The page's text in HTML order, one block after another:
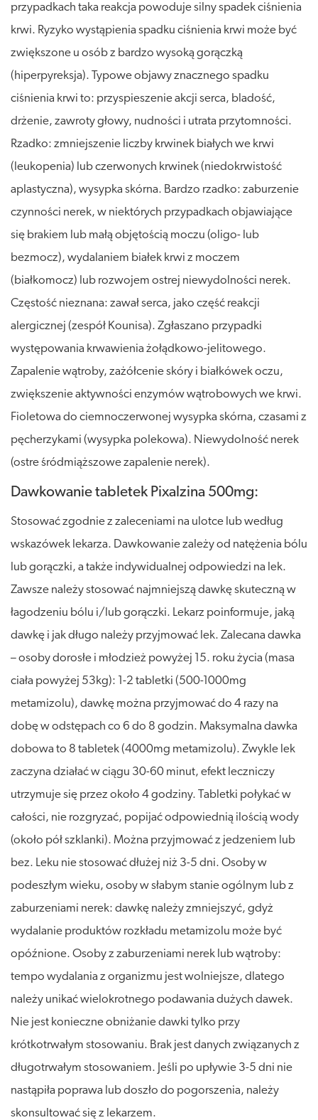
przypadkach taka reakcja powoduje silny spadek ciśnienia
krwi. Ryzyko wystąpienia spadku ciśnienia krwi może być
zwiększone u osób z bardzo wysoką gorączką
(hiperpyreksja). Typowe objawy znacznego spadku
ciśnienia krwi to: przyspieszenie akcji serca, bladość,
drżenie, zawroty głowy, nudności i utrata przytomności.
Rzadko: zmniejszenie liczby krwinek białych we krwi
(leukopenia) lub czerwonych krwinek (niedokrwistość
aplastyczna), wysypka skórna. Bardzo rzadko: zaburzenie
czynności nerek, w niektórych przypadkach objawiające
się brakiem lub małą objętością moczu (oligo- lub
bezmocz), wydalaniem białek krwi z moczem
(białkomocz) lub rozwojem ostrej niewydolności nerek.
Częstość nieznana: zawał serca, jako część reakcji
alergicznej (zespół Kounisa). Zgłaszano przypadki
występowania krwawienia żołądkowo-jelitowego.
Zapalenie wątroby, zażółcenie skóry i białkówek oczu,
zwiększenie aktywności enzymów wątrobowych we krwi.
Fioletowa do ciemnoczerwonej wysypka skórna, czasami z
pęcherzykami (wysypka polekowa). Niewydolność nerek
(ostre śródmiąższowe zapalenie nerek).
Dawkowanie tabletek Pixalzina 500mg:
Stosować zgodnie z zaleceniami na ulotce lub według
wskazówek lekarza. Dawkowanie zależy od natężenia bólu
lub gorączki, a także indywidualnej odpowiedzi na lek.
Zawsze należy stosować najmniejszą dawkę skuteczną w
łagodzeniu bólu i/lub gorączki. Lekarz poinformuje, jaką
dawkę i jak długo należy przyjmować lek. Zalecana dawka
– osoby dorosłe i młodzież powyżej 15. roku życia (masa
ciała powyżej 53kg): 1-2 tabletki (500-1000mg
metamizolu), dawkę można przyjmować do 4 razy na
dobę w odstępach co 6 do 8 godzin. Maksymalna dawka
dobowa to 8 tabletek (4000mg metamizolu). Zwykle lek
zaczyna działać w ciągu 30-60 minut, efekt leczniczy
utrzymuje się przez około 4 godziny. Tabletki połykać w
całości, nie rozgryzać, popijać odpowiednią ilością wody
(około pół szklanki). Można przyjmować z jedzeniem lub
bez. Leku nie stosować dłużej niż 3-5 dni. Osoby w
podeszłym wieku, osoby w słabym stanie ogólnym lub z
zaburzeniami nerek: dawkę należy zmniejszyć, gdyż
wydalanie produktów rozkładu metamizolu może być
opóźnione. Osoby z zaburzeniami nerek lub wątroby:
tempo wydalania z organizmu jest wolniejsze, dlatego
należy unikać wielokrotnego podawania dużych dawek.
Nie jest konieczne obniżanie dawki tylko przy
krótkotrwałym stosowaniu. Brak jest danych związanych z
długotrwałym stosowaniem. Jeśli po upływie 3-5 dni nie
nastąpiła poprawa lub doszło do pogorszenia, należy
skonsultować się z lekarzem.